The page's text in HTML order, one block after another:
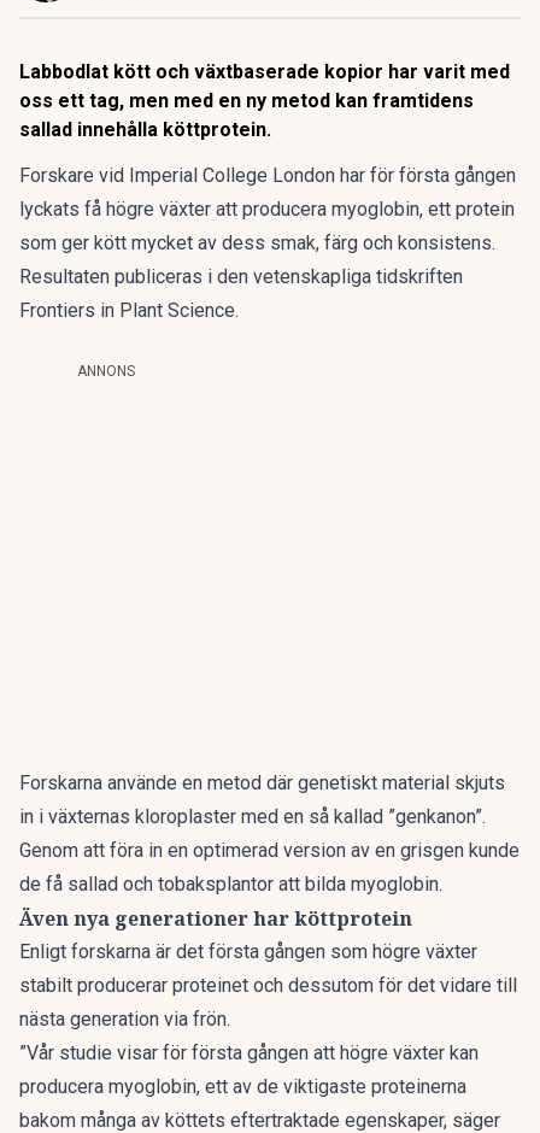
Labbodlat kött och växtbaserade kopior har varit med
oss ett tag, men med en ny metod kan framtidens
sallad innehålla köttprotein.
Forskare vid Imperial College London har för första gången
lyckats få högre växter att producera myoglobin, ett protein
som ger kött mycket av dess smak, färg och konsistens.
Resultaten publiceras i den vetenskapliga tidskriften
Frontiers in Plant Science.
ANNONS
Forskarna använde en metod där genetiskt material skjuts
in i växternas kloroplaster med en så kallad ”genkanon”.
Genom att föra in en optimerad version av en grisgen kunde
de få sallad och tobaksplantor att bilda myoglobin.
Även nya generationer har köttprotein
Enligt forskarna är det första gången som högre växter
stabilt producerar proteinet och dessutom för det vidare till
nästa generation via frön.
”Vår studie visar för första gången att högre växter kan
producera myoglobin, ett av de viktigaste proteinerna
bakom många av köttets eftertraktade egenskaper, säger